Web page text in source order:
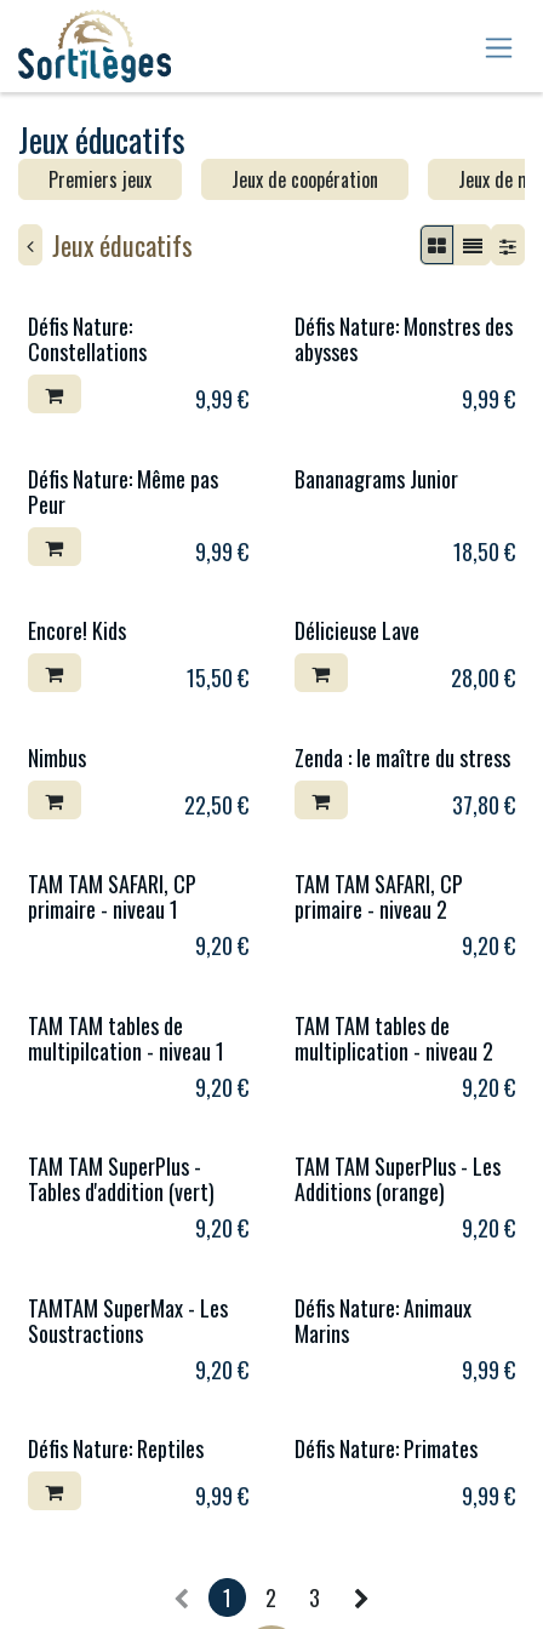
Se rendre au contenu
Jeux éducatifs
Premiers jeux Jeux de coopération Jeux de
Jeux éducatifs
Défis Nature:
Constellations
9,99€
Défis Nature: Monstres des
abysses
9,99€
Défis Nature: Même pas
Peur
9,99€
Bananagrams Junior
18,50€
Encore! Kids
15,50€
Délicieuse Lave
28,00€
Nimbus
22,50€
Zenda : le maître du stress
37,80€
TAM TAM SAFARI, CP
primaire - niveau 1
9,20€
TAM TAM SAFARI, CP
primaire - niveau 2
9,20€
TAM TAM tables de
multipilcation - niveau 1
9,20€
TAM TAM tables de
multiplication - niveau 2
9,20€
TAM TAM SuperPlus -
Tables d'addition (vert)
9,20€
TAM TAM SuperPlus - Les
Additions (orange)
9,20€
TAMTAM SuperMax - Les
Soustractions
9,20€
Défis Nature: Animaux
Marins
9,99€
Défis Nature: Reptiles
9,99€
Défis Nature: Primates
9,99€
1 2 3